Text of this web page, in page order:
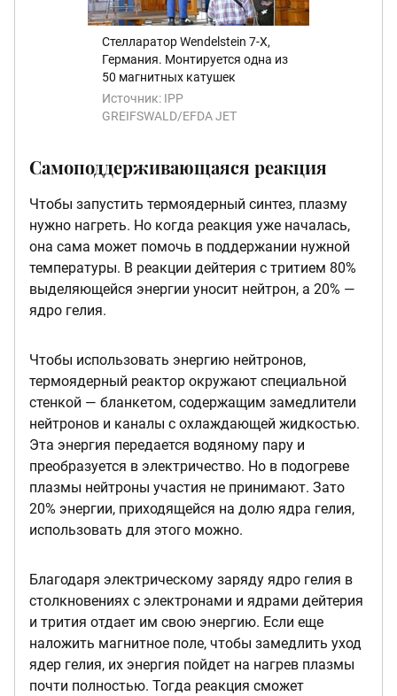
Стелларатор Wendelstein 7-X,
Германия. Монтируется одна из
50 магнитных катушек
Источник: IPP
GREIFSWALD/EFDA JET
Самоподдерживающаяся реакция
Чтобы запустить термоядерный синтез, плазму
нужно нагреть. Но когда реакция уже началась,
она сама может помочь в поддержании нужной
температуры. В реакции дейтерия с тритием 80%
выделяющейся энергии уносит нейтрон, а 20% —
ядро гелия.
Чтобы использовать энергию нейтронов,
термоядерный реактор окружают специальной
стенкой — бланкетом, содержащим замедлители
нейтронов и каналы с охлаждающей жидкостью.
Эта энергия передается водяному пару и
преобразуется в электричество. Но в подогреве
плазмы нейтроны участия не принимают. Зато
20% энергии, приходящейся на долю ядра гелия,
использовать для этого можно.
Благодаря электрическому заряду ядро гелия в
столкновениях с электронами и ядрами дейтерия
и трития отдает им свою энергию. Если еще
наложить магнитное поле, чтобы замедлить уход
ядер гелия, их энергия пойдет на нагрев плазмы
почти полностью. Тогда реакция сможет